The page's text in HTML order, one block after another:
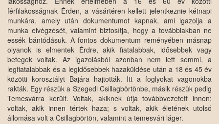
férfilakosságnak Érden, a vásártéren kellett jelentkeznie kétnapi
munkára, amely után dokumentumot kapnak, ami igazolja a
munka elvégzését, valamint biztosítja, hogy a továbbiakban ne
essék bántódásuk. A fontos dokumentum reményében másnap
olyanok is elmentek Érdre, akik fiatalabbak, idősebbek vagy
betegek voltak. Az igazolásból azonban nem lett semmi, a
legfiatalabbak és a legidősebbek hazaküldése után a 18 és 45 év
közötti korosztályt Bajára hajtották. Itt a foglyokat vagonokba
rakták. Egy részük a Szegedi Csillagbörtönbe, másik részük pedig
Temesvárra került. Voltak, akiknek útja továbbvezetett innen;
voltak, akik innen tértek haza; s voltak, akik életének utolsó
állomása volt a Csillagbörtön, valamint a temesvári láger.